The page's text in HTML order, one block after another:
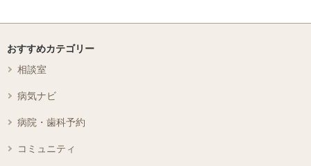
おすすめカテゴリー
相談室
病気ナビ
病院・歯科予約
コミュニティ